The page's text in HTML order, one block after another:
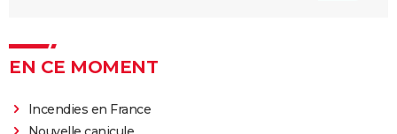
EN CE MOMENT
Incendies en France